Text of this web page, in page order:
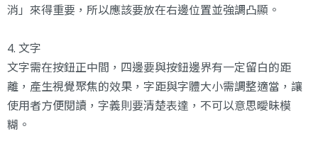
消」來得重要，所以應該要放在右邊位置並強調凸顯。
4. 文字
文字需在按鈕正中間，四邊要與按鈕邊界有一定留白的距
離，產生視覺聚焦的效果，字距與字體大小需調整適當，讓
使用者方便閱讀，字義則要清楚表達，不可以意思曖昧模
糊。